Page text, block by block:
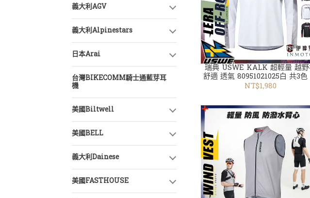
義大利AGV
義大利Alpinestars
日本Arai
台灣BIKECOMM騎士通藍芽耳
機
美國Biltwell
美國BELL
義大利Dainese
美國FASTHOUSE
瑞典 USWE KALK 超輕量 越
舒適 透氣 80951021025白 共3色
野衣褲
NT$1,980